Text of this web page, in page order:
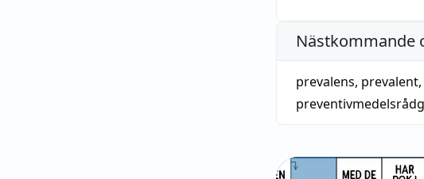
Nästkommande
prevalens, prevalent,